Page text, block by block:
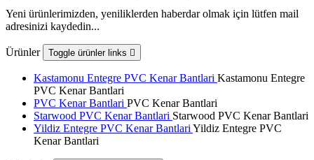
Yeni ürünlerimizden, yeniliklerden haberdar olmak için lütfen mail
adresinizi kaydedin...
Ürünler Toggle ürünler links 
Kastamonu Entegre PVC Kenar Bantlari Kastamonu Entegre
PVC Kenar Bantlari
PVC Kenar Bantlari PVC Kenar Bantlari
Starwood PVC Kenar Bantlari Starwood PVC Kenar Bantlari
Yildiz Entegre PVC Kenar Bantlari Yildiz Entegre PVC
Kenar Bantlari